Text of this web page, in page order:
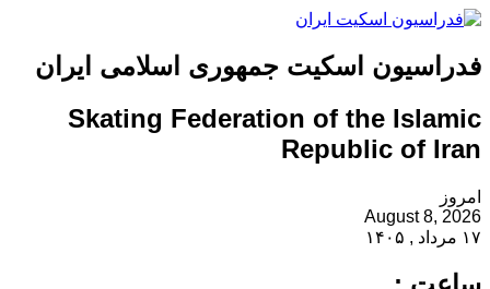
اسکیت جمهوری اسلامی ایران
Skating Federation of the
Republic of
August